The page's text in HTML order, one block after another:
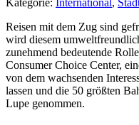
Kategorie: International,
Reisen mit dem Zug sind
wird diesem
zunehmend bedeutende
Consumer Choice Center,
von dem wachsenden
lassen und die 50 größten
Lupe genommen.